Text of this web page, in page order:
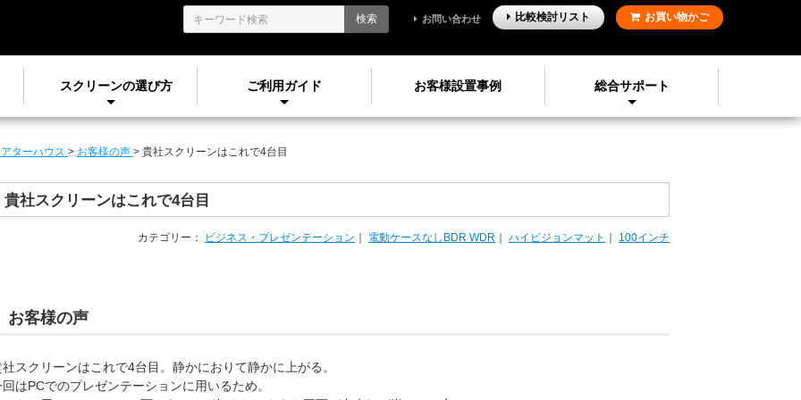
スクリーンの選び方 ご利用ガイド お客様設置事例 総合サポート
検索 お問い合わせ 比較検討リスト お買い物かご
ターハウス > お客様の声 > 貴社スクリーンはこれで4台目
貴社スクリーンはこれで4台目
カテゴリー： ビジネス・プレゼンテーション 電動ケースなしBDR WDR ハイビジョンマット 100インチ
お客様の声
社スクリーンはこれで4台目。静かにおりて静かに上がる。
回はPCでのプレゼンテーションに用いるため。